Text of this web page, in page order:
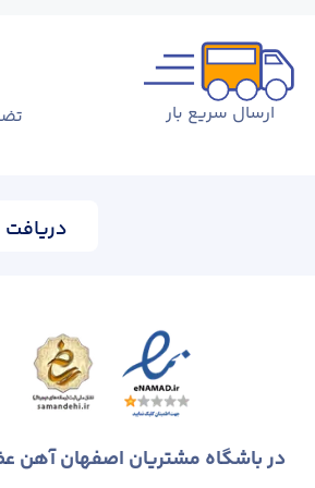
ارسال سریع بار
دریافت
در باشگاه مشتریان اصفهان آهن